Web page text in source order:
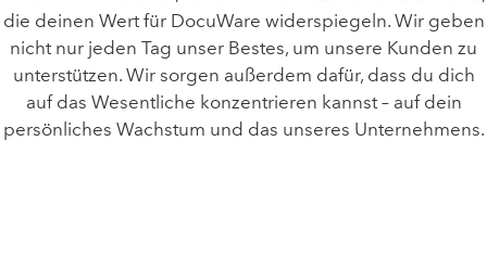
die deinen Wert für DocuWare widerspiegeln. Wir geben
nicht nur jeden Tag unser Bestes, um unsere Kunden zu
unterstützen. Wir sorgen außerdem dafür, dass du dich
auf das Wesentliche konzentrieren kannst – auf dein
persönliches Wachstum und das unseres Unternehmens.